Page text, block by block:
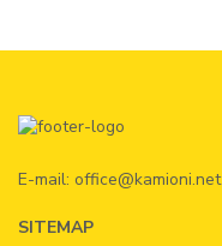
E-mail: office@kamioni.net
SITEMAP